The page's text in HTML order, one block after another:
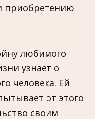
приобретению
любимого
узнает о
человека. Ей
от этого
своим